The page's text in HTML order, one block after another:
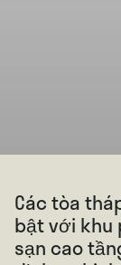
Các tòa
bật với khu
sạn cao